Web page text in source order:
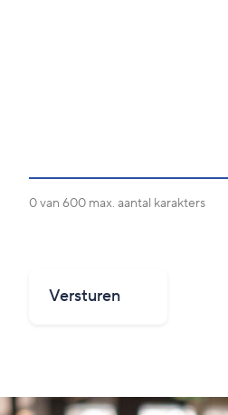
0 van 600 max. aantal karakters